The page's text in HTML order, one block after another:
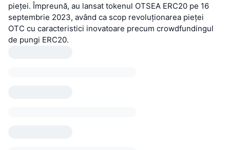
pieței. Împreună, au lansat tokenul OTSEA ERC20 pe 16
septembrie 2023, având ca scop revoluționarea pieței
OTC cu caracteristici inovatoare precum crowdfundingul
de pungi ERC20.